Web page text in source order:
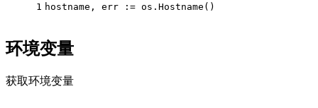
1 hostname, err := os.Hostname()
环境变量
获取环境变量